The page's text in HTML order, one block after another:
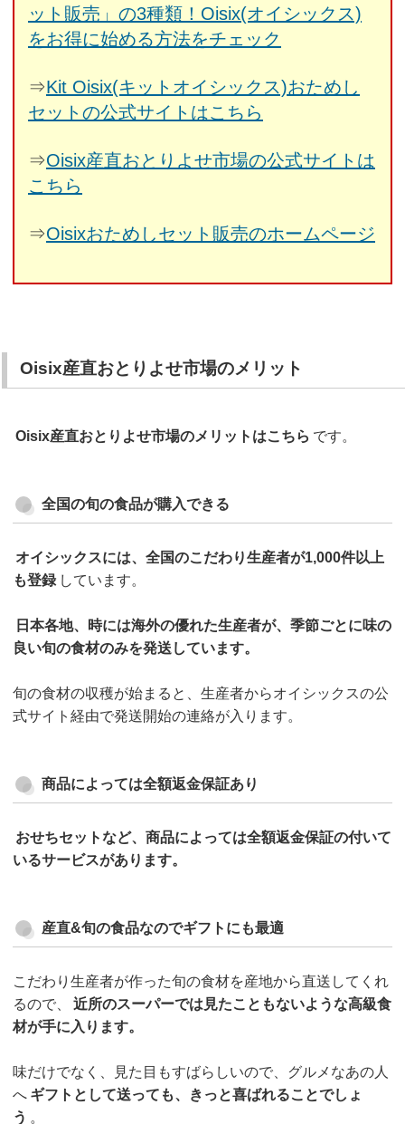
ット販売」の3種類！Oisix(オイシックス)
をお得に始める方法をチェック
⇒Kit Oisix(キットオイシックス)おためし
セットの公式サイトはこちら
⇒Oisix産直おとりよせ市場の公式サイトは
こちら
⇒Oisixおためしセット販売のホームページ
Oisix産直おとりよせ市場のメリット
Oisix産直おとりよせ市場のメリットはこちら です。
全国の旬の食品が購入できる
オイシックスには、全国のこだわり生産者が1,000件以上
も登録 しています。
日本各地、時には海外の優れた生産者が、季節ごとに味の
良い旬の食材のみを発送しています。
旬の食材の収穫が始まると、生産者からオイシックスの公
式サイト経由で発送開始の連絡が入ります。
商品によっては全額返金保証あり
おせちセットなど、商品によっては全額返金保証の付いて
いるサービスがあります。
産直&旬の食品なのでギフトにも最適
こだわり生産者が作った旬の食材を産地から直送してくれ
るので、
近所のスーパーでは見たこともないような高級食
材が手に入ります。
味だけでなく、見た目もすばらしいので、グルメなあの人
へ ギフトとして送っても、きっと喜ばれることでしょ
う 。